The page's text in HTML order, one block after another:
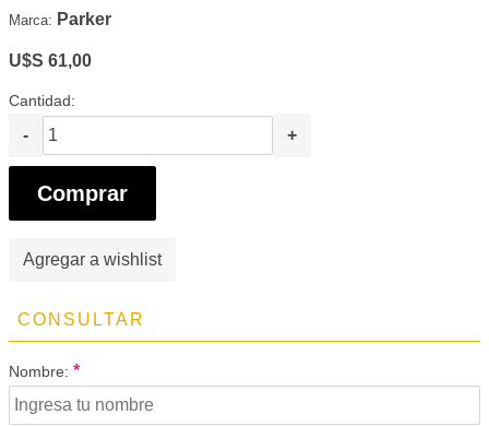
Marca: Parker
U$S 61,00
Cantidad:
- +
Comprar
Agregar a wishlist
CONSULTAR
Nombre: *